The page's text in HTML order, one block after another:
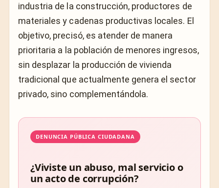
industria de la construcción, productores de
materiales y cadenas productivas locales. El
objetivo, precisó, es atender de manera
prioritaria a la población de menores ingresos,
sin desplazar la producción de vivienda
tradicional que actualmente genera el sector
privado, sino complementándola.
DENUNCIA PÚBLICA CIUDADANA
¿Viviste un abuso, mal servicio o
un acto de corrupción?